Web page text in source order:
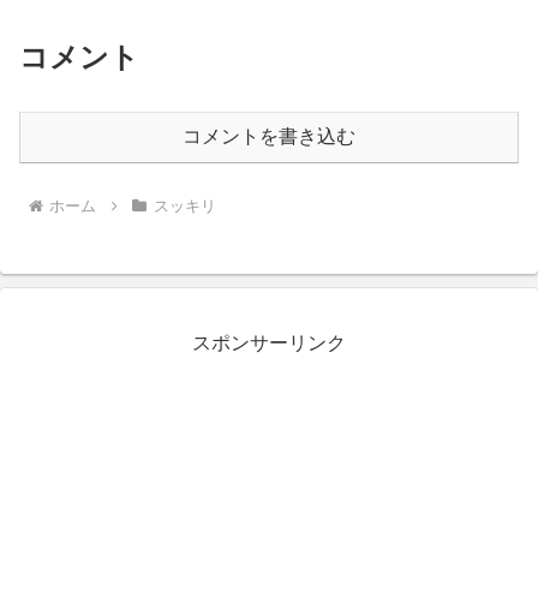
コメント
コメントを書き込む
ホーム スッキリ
スポンサーリンク